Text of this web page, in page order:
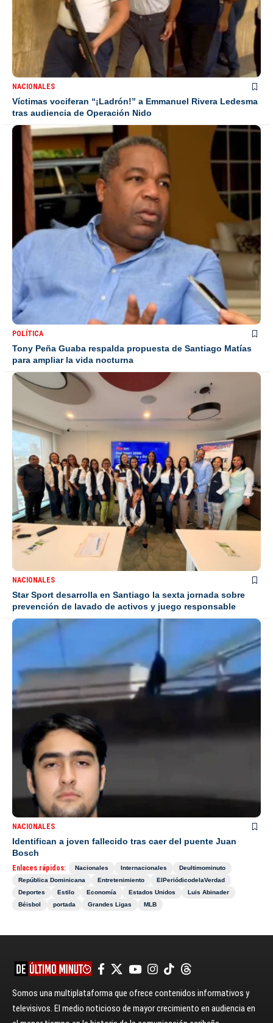
NACIONALES
Víctimas vociferan “¡Ladrón!” a Emmanuel Rivera Ledesma
tras audiencia de Operación Nido
POLÍTICA
Tony Peña Guaba respalda propuesta de Santiago Matías
para ampliar la vida nocturna
NACIONALES
Star Sport desarrolla en Santiago la sexta jornada sobre
prevención de lavado de activos y juego responsable
NACIONALES
Identifican a joven fallecido tras caer del puente Juan
Bosch
Enlaces rápidos: Nacionales Internacionales
Deultimominuto
República Dominicana
Entretenimiento
ElPeriódicodelaVerdad
Deportes
Estilo Economía Estados Unidos
Luis Abinader
Béisbol
portada Grandes Ligas MLB
Somos una multiplataforma que ofrece contenidos informativos y
televisivos. El medio noticioso de mayor crecimiento en audiencia en